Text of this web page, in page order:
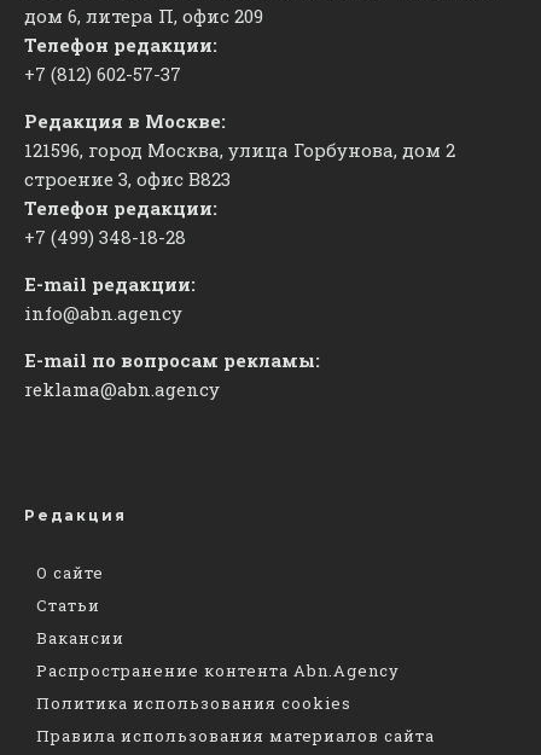
дом 6, литера П, офис 209
Телефон редакции:
+7 (812) 602-57-37
Редакция в Москве:
121596, город Москва, улица Горбунова, дом 2
строение 3, офис ​В823
Телефон редакции:
+7 (499) 348-18-28
E-mail редакции:
info@abn.agency
E-mail по вопросам рекламы:
reklama@abn.agency
Редакция
О сайте
Статьи
Вакансии
Распространение контента Abn.Agency
Политика использования cookies
Правила использования материалов сайта